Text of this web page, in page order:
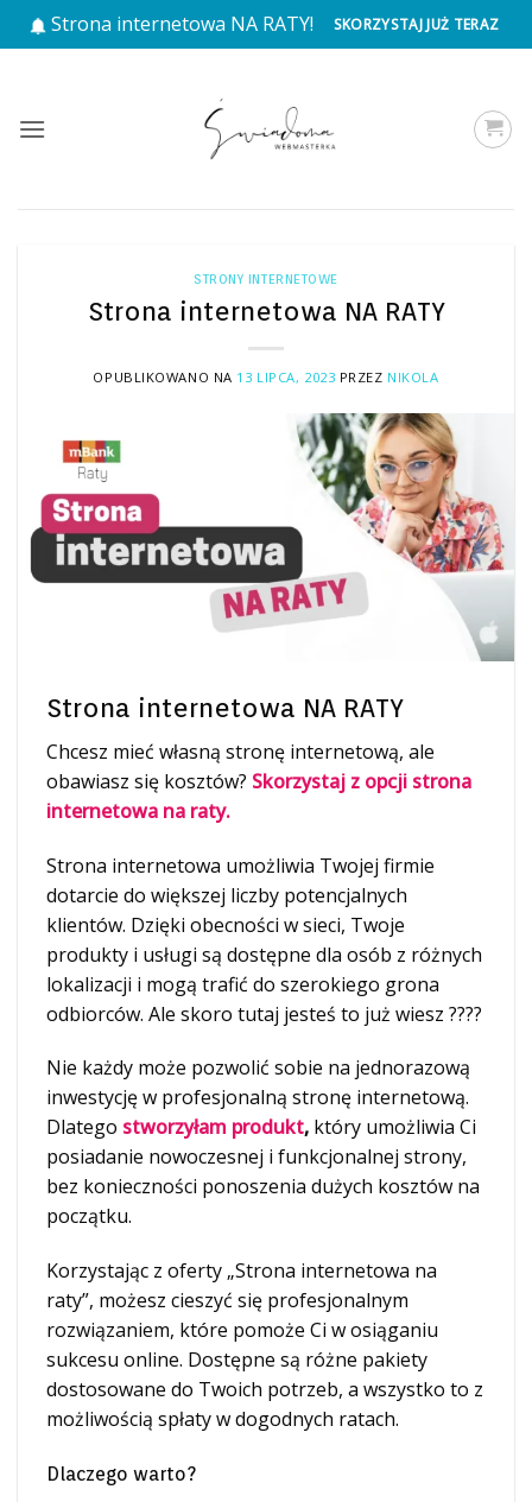
Przewiń
do
Strona internetowa NA RATY! SKORZYSTAJ JUŻ TERAZ
STRONY INTERNETOWE
Strona internetowa NA RATY
OPUBLIKOWANO NA 13 LIPCA, 2023 PRZEZ NIKOLA
Strona internetowa NA RATY
Chcesz mieć własną stronę internetową, ale
obawiasz się kosztów? Skorzystaj z opcji strona
internetowa na raty.
Strona internetowa umożliwia Twojej firmie
dotarcie do większej liczby potencjalnych
klientów. Dzięki obecności w sieci, Twoje
produkty i usługi są dostępne dla osób z różnych
lokalizacji i mogą trafić do szerokiego grona
odbiorców. Ale skoro tutaj jesteś to już wiesz ????
Nie każdy może pozwolić sobie na jednorazową
inwestycję w profesjonalną stronę internetową.
Dlatego stworzyłam produkt, który umożliwia Ci
posiadanie nowoczesnej i funkcjonalnej strony,
bez konieczności ponoszenia dużych kosztów na
początku.
Korzystając z oferty „Strona internetowa na
raty”, możesz cieszyć się profesjonalnym
rozwiązaniem, które pomoże Ci w osiąganiu
sukcesu online. Dostępne są różne pakiety
dostosowane do Twoich potrzeb, a wszystko to z
możliwością spłaty w dogodnych ratach.
Dlaczego warto?